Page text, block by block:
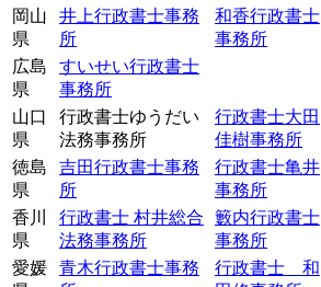
岡山
県
井上行政書士事務
所
和香行政書士
事務所
広島
県
すいせい行政書士
事務所
山口
県
行政書士ゆうだい
法務事務所
行政書士大田
佳樹事務所
徳島
県
吉田行政書士事務
所
行政書士亀井
事務所
香川
県
行政書士 村井総合
法務事務所
籔内行政書士
事務所
愛媛
青木行政書士事務
行政書士 和